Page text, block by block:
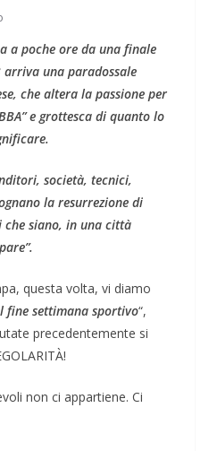
a poche ore da una finale
una paradossale
che altera la passione per
e grottesca di quanto lo
società, tecnici,
la resurrezione di
siano, in una città
questa volta, vi diamo
fine settimana sportivo“,
precedentemente si
non ci appartiene. Ci